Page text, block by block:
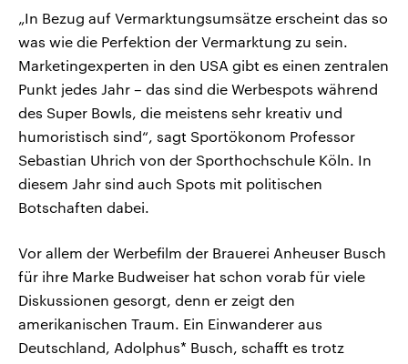
„In Bezug auf Vermarktungsumsätze erscheint das so
was wie die Perfektion der Vermarktung zu sein.
Marketingexperten in den USA gibt es einen zentralen
Punkt jedes Jahr – das sind die Werbespots während
des Super Bowls, die meistens sehr kreativ und
humoristisch sind“, sagt Sportökonom Professor
Sebastian Uhrich von der Sporthochschule Köln. In
diesem Jahr sind auch Spots mit politischen
Botschaften dabei.
Vor allem der Werbefilm der Brauerei Anheuser Busch
für ihre Marke Budweiser hat schon vorab für viele
Diskussionen gesorgt, denn er zeigt den
amerikanischen Traum. Ein Einwanderer aus
Deutschland, Adolphus* Busch, schafft es trotz